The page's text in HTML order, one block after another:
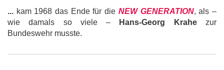
... kam 1968 das Ende für die NEW GENERATION, als –
wie damals so viele –
Hans-Georg Krahezur
Bundeswehr musste.